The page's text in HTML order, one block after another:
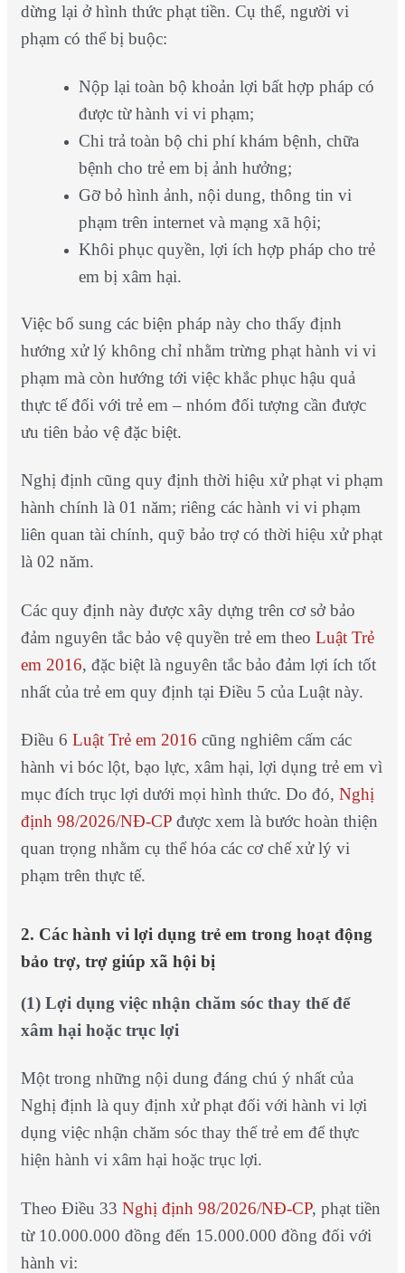
dừng lại ở hình thức phạt tiền. Cụ thể, người vi
phạm có thể bị buộc:
Nộp lại toàn bộ khoản lợi bất hợp pháp có
được từ hành vi vi phạm;
Chi trả toàn bộ chi phí khám bệnh, chữa
bệnh cho trẻ em bị ảnh hưởng;
Gỡ bỏ hình ảnh, nội dung, thông tin vi
phạm trên internet và mạng xã hội;
Khôi phục quyền, lợi ích hợp pháp cho trẻ
em bị xâm hại.
Việc bổ sung các biện pháp này cho thấy định
hướng xử lý không chỉ nhằm trừng phạt hành vi vi
phạm mà còn hướng tới việc khắc phục hậu quả
thực tế đối với trẻ em – nhóm đối tượng cần được
ưu tiên bảo vệ đặc biệt.
Nghị định cũng quy định thời hiệu xử phạt vi phạm
hành chính là 01 năm; riêng các hành vi vi phạm
liên quan tài chính, quỹ bảo trợ có thời hiệu xử phạt
là 02 năm.
Các quy định này được xây dựng trên cơ sở bảo
đảm nguyên tắc bảo vệ quyền trẻ em theo Luật Trẻ
em 2016, đặc biệt là nguyên tắc bảo đảm lợi ích tốt
nhất của trẻ em quy định tại Điều 5 của Luật này.
Điều 6 Luật Trẻ em 2016 cũng nghiêm cấm các
hành vi bóc lột, bạo lực, xâm hại, lợi dụng trẻ em vì
mục đích trục lợi dưới mọi hình thức. Do đó, Nghị
định 98/2026/NĐ-CPđược xem là bước hoàn thiện
quan trọng nhằm cụ thể hóa các cơ chế xử lý vi
phạm trên thực tế.
2. Các hành vi lợi dụng trẻ em trong hoạt động
bảo trợ, trợ giúp xã hội bị
(1) Lợi dụng việc nhận chăm sóc thay thế để
xâm hại hoặc trục lợi
Một trong những nội dung đáng chú ý nhất của
Nghị định là quy định xử phạt đối với hành vi lợi
dụng việc nhận chăm sóc thay thế trẻ em để thực
hiện hành vi xâm hại hoặc trục lợi.
Theo Điều 33 Nghị định 98/2026/NĐ-CP, phạt tiền
từ 10.000.000 đồng đến 15.000.000 đồng đối với
hành vi: